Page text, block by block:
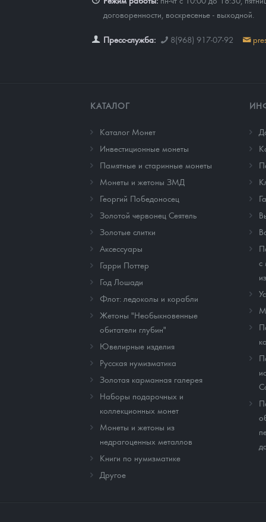
договоренности, воскресенье - выходной.
Пресс-служба: 8(968) 917-07-92
КАТАЛОГ
Каталог Монет
Инвестиционные монеты
Памятные и старинные монеты
Монеты и жетоны ЗМД
Георгий Победоносец
Золотой червонец Сеятель
Золотые слитки
Аксессуары
Гарри Поттер
Год Лошади
Флот: ледоколы и корабли
Жетоны "Необыкновенные
обитатели глубин"
Ювелирные изделия
Русская нумизматика
Золотая карманная галерея
Наборы подарочных и
коллекционных монет
Монеты и жетоны из
недрагоценных металлов
Книги по нумизматике
Другое
с